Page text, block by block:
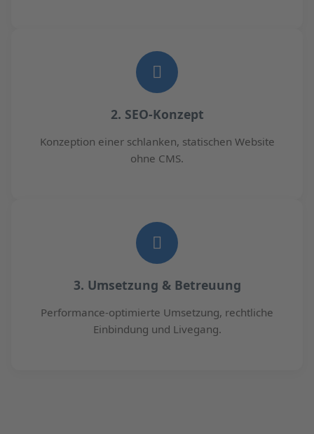
2. SEO-Konzept
Konzeption einer schlanken, statischen Website
ohne CMS.
3. Umsetzung & Betreuung
Performance-optimierte Umsetzung, rechtliche
Einbindung und Livegang.